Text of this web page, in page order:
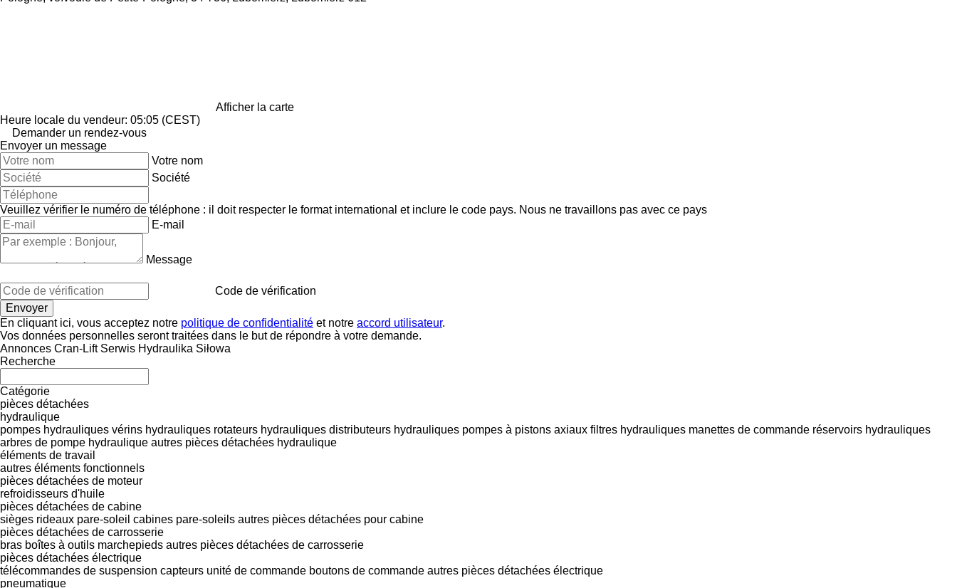
Afficher la carte
Heure locale du vendeur: 05:05 (CEST)
Demander un rendez-vous
Envoyer un message
Votre nom
Société
Veuillez vérifier le numéro de téléphone : il doit respecter le format international et inclure le code pays. Nous ne travaillons pas avec ce pays
E-mail
Message
Code de vérification
En cliquant ici, vous acceptez notre politique de confidentialité et notre accord utilisateur.
Vos données personnelles seront traitées dans le but de répondre à votre demande.
Annonces Cran-Lift Serwis Hydraulika Siłowa
Recherche
Catégorie
pièces détachées
hydraulique
pompes hydrauliques vérins hydrauliques rotateurs hydrauliques distributeurs hydrauliques pompes à pistons axiaux filtres hydrauliques manettes de commande réservoirs hydrauliques
arbres de pompe hydraulique autres pièces détachées hydraulique
éléments de travail
autres éléments fonctionnels
pièces détachées de moteur
refroidisseurs d'huile
pièces détachées de cabine
sièges rideaux pare-soleil cabines pare-soleils autres pièces détachées pour cabine
pièces détachées de carrosserie
bras boîtes à outils marchepieds autres pièces détachées de carrosserie
pièces détachées électrique
télécommandes de suspension capteurs unité de commande boutons de commande autres pièces détachées électrique
pneumatique